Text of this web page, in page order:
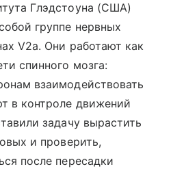
Глэдстоуна (США)
группе нервных
V2a. Они работают как
спинного мозга:
взаимодействовать
в контроле движений
задачу вырастить
и проверить,
после пересадки